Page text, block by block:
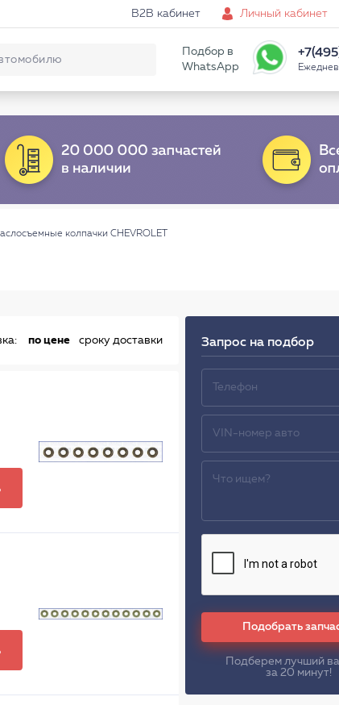
B2B кабинет Личный кабинет
Подбор в
WhatsApp
колпачки CHEVROLET
по цене сроку доставки Запрос на подбор
Подобрать
Подберем лучший
за 20 минут!